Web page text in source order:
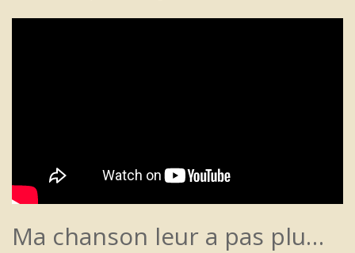
Ma chanson leur a pas plu…